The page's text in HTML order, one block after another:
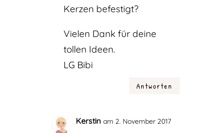
Kerzen befestigt?
Vielen Dank für deine
tollen Ideen.
LG Bibi
Antworten
Kerstin am 2. November 2017